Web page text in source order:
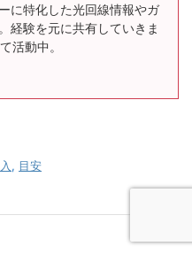
に特化した光回線情報やガ
経験を元に共有していきま
活動中。
, 目安